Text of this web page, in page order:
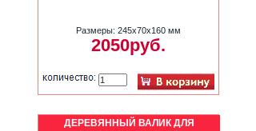
Размеры: 245х70х160 мм
2050руб.
ДЕРЕВЯННЫЙ ВАЛИК ДЛЯ